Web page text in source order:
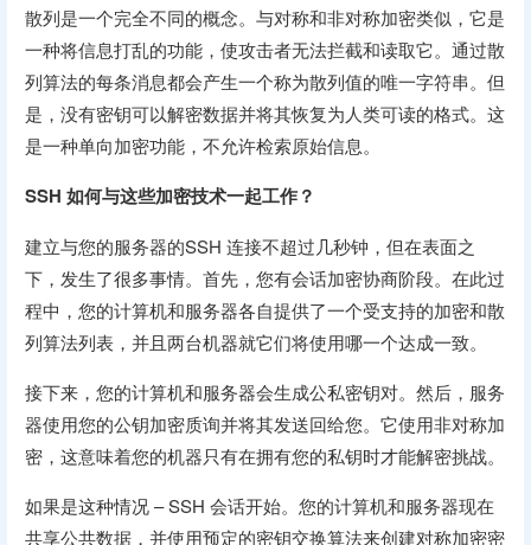
散列是一个完全不同的概念。与对称和非对称加密类似，它是
一种将信息打乱的功能，使攻击者无法拦截和读取它。通过散
列算法的每条消息都会产生一个称为散列值的唯一字符串。但
是，没有密钥可以解密数据并将其恢复为人类可读的格式。这
是一种单向加密功能，不允许检索原始信息。
SSH 如何与这些加密技术一起工作？
建立与您的服务器的SSH 连接不超过几秒钟，但在表面之
下，发生了很多事情。首先，您有会话加密协商阶段。在此过
程中，您的计算机和服务器各自提供了一个受支持的加密和散
列算法列表，并且两台机器就它们将使用哪一个达成一致。
接下来，您的计算机和服务器会生成公私密钥对。然后，服务
器使用您的公钥加密质询并将其发送回给您。它使用非对称加
密，这意味着您的机器只有在拥有您的私钥时才能解密挑战。
如果是这种情况 – SSH 会话开始。您的计算机和服务器现在
共享公共数据，并使用预定的密钥交换算法来创建对称加密密